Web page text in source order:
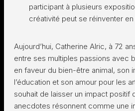
participant à plusieurs
créativité peut se réinventer
Aujourd’hui, Catherine Alric, à 72
entre ses multiples passions avec
en faveur du bien-être animal, son
l’éducation et son amour pour les
souhait de laisser un impact positif
anecdotes résonnent comme une